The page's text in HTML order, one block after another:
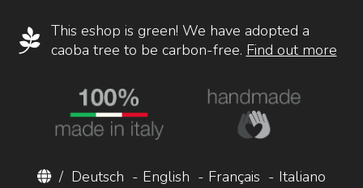
This eshop is green! We have adopted a
caoba tree to be carbon-free. Find out more
/ Deutsch - English - Français - Italiano